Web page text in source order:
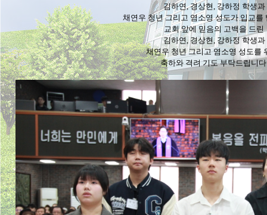
김하연, 경상현, 강하정 학생과
채연우 청년 그리고 염소영 성도가 입교를
교회 앞에 믿음의 고백을 드린
김하연, 경상현, 강하정 학생과
채연우 청년 그리고 염소영 성도를
축하와 격려 기도 부탁드립니